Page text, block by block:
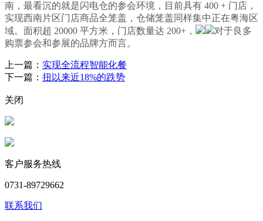
南，最看沉的就是闪电仓的参会环境，目前具有 400 + 门店，
实现西南片区门店商品全笼盖，仓储笼盖同样集中正在粤海区
域。面积超 20000 平方米，门店数量达 200+，
对于良多
购票参会和参展的品牌方而言。
上一篇： 实现全流程智能化餐
下一篇： 扭以来近18%的跌势
关闭
客户服务热线
0731-89729662
联系我们